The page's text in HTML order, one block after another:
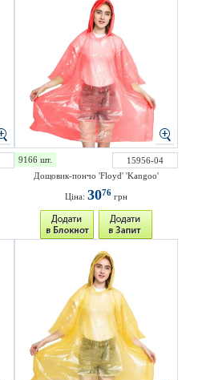
9166 шт.
15956-04
Дощовик-пончо 'Floyd' 'Kangoo'
Ціна: 3076 грн